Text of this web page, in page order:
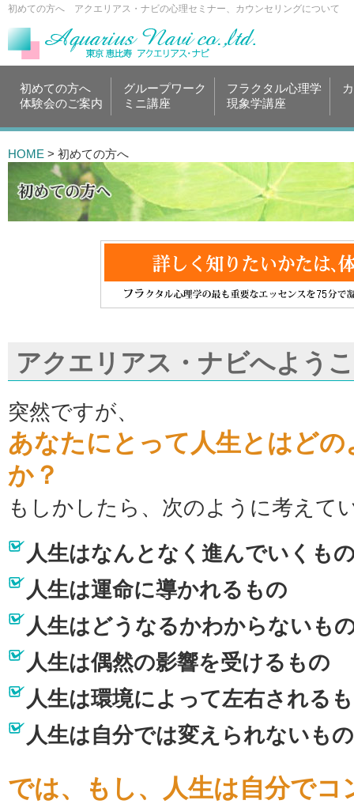
初めての方へ アクエリアス・ナビの心理セミナー、カウンセリングについて
初めての方へ
体験会のご案内
グループワーク
ミニ講座
フラクタル心理学
現象学講座
HOME > 初めての方へ
アクエリアス・ナビへよう
突然ですが、
あなたにとって人生とはど
か？
もしかしたら、次のように考えて
人生はなんとなく進んでいくも
人生は運命に導かれるもの
人生はどうなるかわからないも
人生は偶然の影響を受けるもの
人生は環境によって左右される
人生は自分では変えられないもの
では、もし、人生は自分でコ